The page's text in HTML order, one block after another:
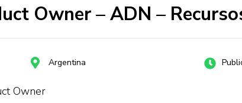
Owner – ADN –
Argentina
Owner